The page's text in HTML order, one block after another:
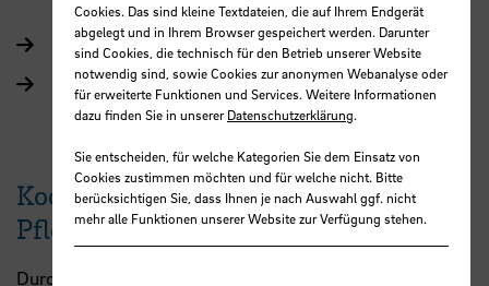
Patientenverfügung
Formulierungshilfe zur Patientenverfügung
Kooperation mit dem
Pflegestützpunkt Bremen
Durch Krankheit, Alter oder Behinderung verändert sich
Cookies. Das sind kleine Textdateien, die auf Ihrem Endgerät
abgelegt und in Ihrem Browser gespeichert werden. Darunter
sind Cookies, die technisch für den Betrieb unserer Website
notwendig sind, sowie Cookies zur anonymen Webanalyse oder
für erweiterte Funktionen und Services. Weitere Informationen
dazu finden Sie in unsererDatenschutzerklärung.
Sie entscheiden, für welche Kategorien Sie dem Einsatz von
Cookies zustimmen möchten und für welche nicht. Bitte
berücksichtigen Sie, dass Ihnen je nach Auswahl ggf. nicht
mehr alle Funktionen unserer Website zur Verfügung stehen.